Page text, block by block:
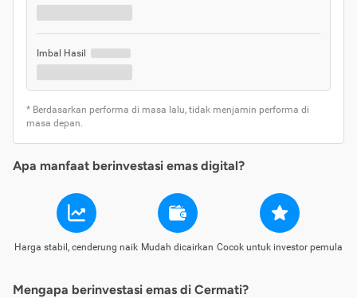
Imbal Hasil
* Berdasarkan performa di masa lalu, tidak menjamin performa di
masa depan.
Apa manfaat berinvestasi emas digital?
Harga stabil, cenderung naik Mudah dicairkan Cocok untuk investor pemula
Mengapa berinvestasi emas di Cermati?